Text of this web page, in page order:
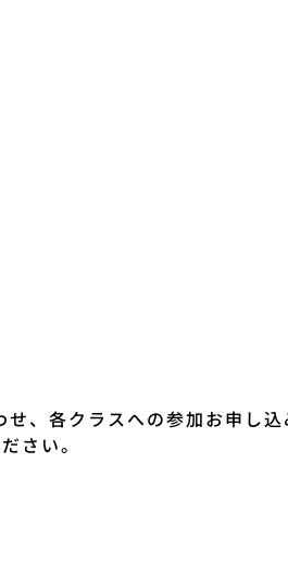
、各クラスへの参加お申し込
さい。